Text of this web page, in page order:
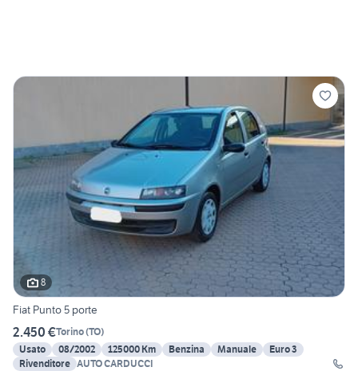
8
Fiat Punto 5 porte
2.450 €Torino(TO)
Usato
08/2002 125000 Km Benzina Manuale
Euro 3
Rivenditore AUTO CARDUCCI